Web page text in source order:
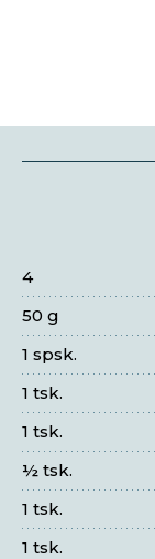
4
50 g
1 spsk.
1 tsk.
1 tsk.
½ tsk.
1 tsk.
1 tsk.